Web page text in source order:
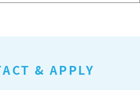
& APPLY